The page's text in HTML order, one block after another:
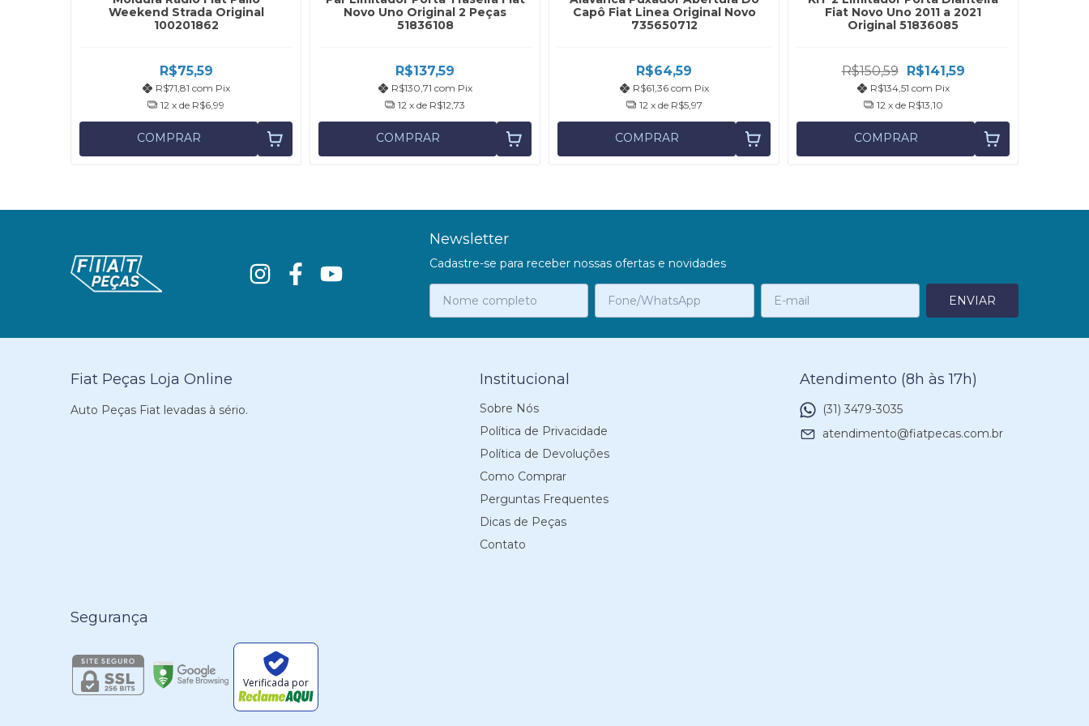
Weekend Strada Original
100201862
R$75,59
R$71,81 com Pix
12 x de R$6,99
COMPRAR
Novo Uno Original 2 Peças
51836108
R$137,59
R$130,71 com Pix
12 x de R$12,73
COMPRAR
Capô Fiat Linea Original Novo
735650712
R$64,59
R$61,36 com Pix
12 x de R$5,97
COMPRAR
Fiat Novo Uno 2011 a 2021
Original 51836085
R$150,59 R$141,59
R$134,51 com Pix
12 x de R$13,10
COMPRAR
Newsletter
Cadastre-se para receber nossas ofertas e novidades
Fiat Peças Loja Online
Auto Peças Fiat levadas à sério.
Institucional
Sobre Nós
Política de Privacidade
Política de Devoluções
Como Comprar
Perguntas Frequentes
Dicas de Peças
Contato
Atendimento (8h às 17h)
(31) 3479-3035
atendimento@fiatpecas.com.br
Segurança
Verificada por